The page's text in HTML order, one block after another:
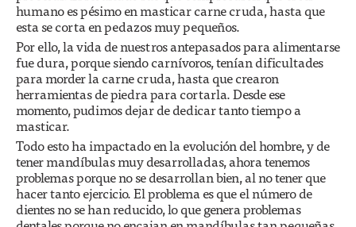
humano es pésimo en masticar carne cruda, hasta que
esta se corta en pedazos muy pequeños.
Por ello, la vida de nuestros antepasados para alimentarse
fue dura, porque siendo carnívoros, tenían dificultades
para morder la carne cruda, hasta que crearon
herramientas de piedra para cortarla. Desde ese
momento, pudimos dejar de dedicar tanto tiempo a
masticar.
Todo esto ha impactado en la evolución del hombre, y de
tener mandíbulas muy desarrolladas, ahora tenemos
problemas porque no se desarrollan bien, al no tener que
hacer tanto ejercicio. El problema es que el número de
dientes no se han reducido, lo que genera problemas